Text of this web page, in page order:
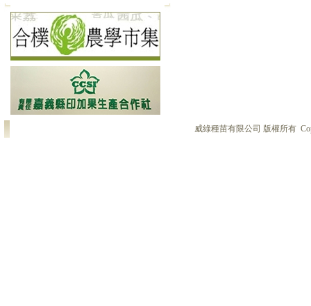
威綠種苗有限公司 版權所有